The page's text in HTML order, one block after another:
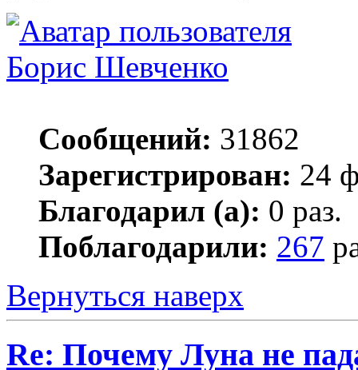
Борис Шевченко
Сообщений: 31862
Зарегистрирован: 24
Благодарил (а): 0 раз.
Поблагодарили: 267
Вернуться наверх
Re: Почему Луна не